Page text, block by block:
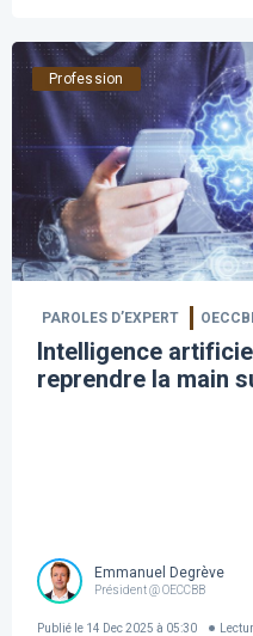
Profession
PAROLES D’EXPERT
Intelligence
reprendre la main
Emmanuel Degrève
Président @ OECCBB
Publié le 14 Dec 2025 à 05:30